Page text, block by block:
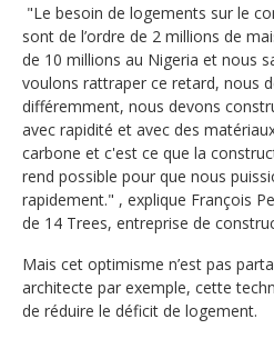
"Le besoin de logements sur le
sont de l’ordre de 2 millions de
de 10 millions au Nigeria et nous
voulons rattraper ce retard, nous
différemment, nous devons
avec rapidité et avec des
carbone et c'est ce que la
rend possible pour que nous
rapidement." , explique François
de 14 Trees, entreprise de
Mais cet optimisme n’est pas
architecte par exemple, cette
de réduire le déficit de logement.